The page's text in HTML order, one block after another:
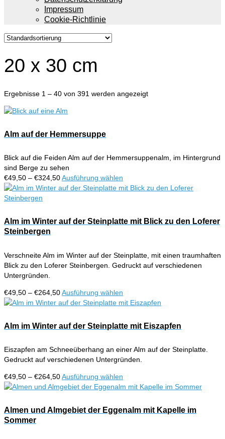
Impressum
Cookie-Richtlinie
20 x 30 cm
Ergebnisse 1 – 40 von 391 werden angezeigt
Alm auf der Hemmersuppe
Blick auf die Feiden Alm auf der Hemmersuppenalm, im Hintergrund
sind Berge zu sehen
€49,50 – €324,50Preisspanne:
€49,50
Ausführung wählen
Produkt
Varianten
auf.
können
auf
gewählt
werden
Alm im Winter auf der Steinplatte mit Blick zu den Loferer
Steinbergen
Verschneite Alm im Winter auf der Steinplatte, mit einen traumhaften
Blick zu den Loferer Steinbergen. Gedruckt auf verschiedenen
Untergründen.
€49,50 – €264,50Preisspanne:
€49,50
€264,50
Ausführung wählen
Produkt
mehrere
Varianten
Die
Optionen
auf
der
gewählt
Alm im Winter auf der Steinplatte mit Eiszapfen
Eiszapfen am Schneeüberhang an einer Alm auf der Steinplatte.
Gedruckt auf verschiedenen Untergründen.
€49,50 – €264,50Preisspanne:
€49,50
€264,50
Ausführung wählen
Produkt
mehrere
Varianten
Almen und Almgebiet der Eggenalm mit Kapelle im
Sommer